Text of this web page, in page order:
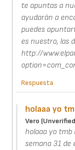
te apuntas a
ayudarán a
puedes
es nuestro, las
http://
Respuesta
holaaa yo
Vero
holaaa yo tmb
semana 31 de